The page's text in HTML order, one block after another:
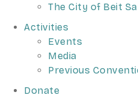
The City of Beit
Activities
Events
Media
Previous
Donate